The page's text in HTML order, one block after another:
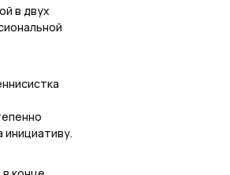
в двух
инициативу.